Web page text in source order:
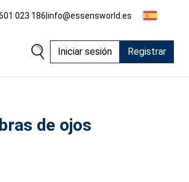
023 186|info@essensworld.es
Iniciar sesión Registrar
de ojos